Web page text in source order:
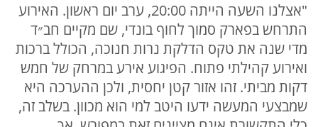
"אצלנו השעה הייתה 20:00, ערב יום ראשון. האירוע
התרחש בפארק סמוך לחוף בונדי, שם מקיים חב״ד
מדי שנה את טקס הדלקת נרות חנוכה, הכולל ברכות
ואירוע קהילתי פתוח. הפיגוע אירע במרחק של חמש
דקות מביתי. זהו אזור קטן יחסית, ולכן ההערכה היא
שמבצעי המעשה ידעו היטב למי הוא מכוון. בשלב זה,